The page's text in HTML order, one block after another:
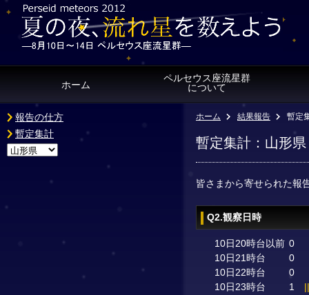
ホーム
ペルセウス座流星群
について
報告の仕方
暫定集計
ホーム 結果報告 暫定
暫定集計：山形県
皆さまから寄せられた報
Q2.観察日時
10日20時台以前 0
10日21時台
0
10日22時台
0
10日23時台
1